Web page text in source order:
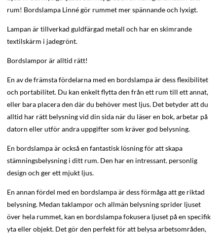
rum! Bordslampa Linné gör rummet mer spännande och lyxigt.
Lampan är tillverkad guldfärgad metall och har en skimrande
textilskärm i jadegrönt.
Bordslampor är alltid rätt!
En av de främsta fördelarna med en bordslampa är dess flexibilitet
och portabilitet. Du kan enkelt flytta den från ett rum till ett annat,
eller bara placera den där du behöver mest ljus. Det betyder att du
alltid har rätt belysning vid din sida när du läser en bok, arbetar på
datorn eller utför andra uppgifter som kräver god belysning.
En bordslampa är också en fantastisk lösning för att skapa
stämningsbelysning i ditt rum. Den har en intressant. personlig
design och ger ett mjukt ljus.
En annan fördel med en bordslampa är dess förmåga att ge riktad
belysning. Medan taklampor och allmän belysning sprider ljuset
över hela rummet, kan en bordslampa fokusera ljuset på en specifik
yta eller objekt. Det gör den perfekt för att belysa arbetsområden,